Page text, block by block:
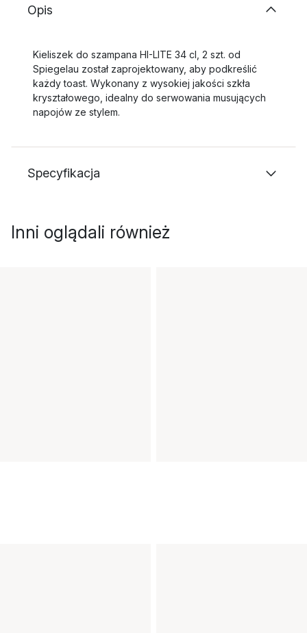
Opis
Kieliszek do szampana HI-LITE 34 cl, 2 szt. od
Spiegelau został zaprojektowany, aby podkreślić
każdy toast. Wykonany z wysokiej jakości szkła
kryształowego, idealny do serwowania musujących
napojów ze stylem.
Specyfikacja
Inni oglądali również